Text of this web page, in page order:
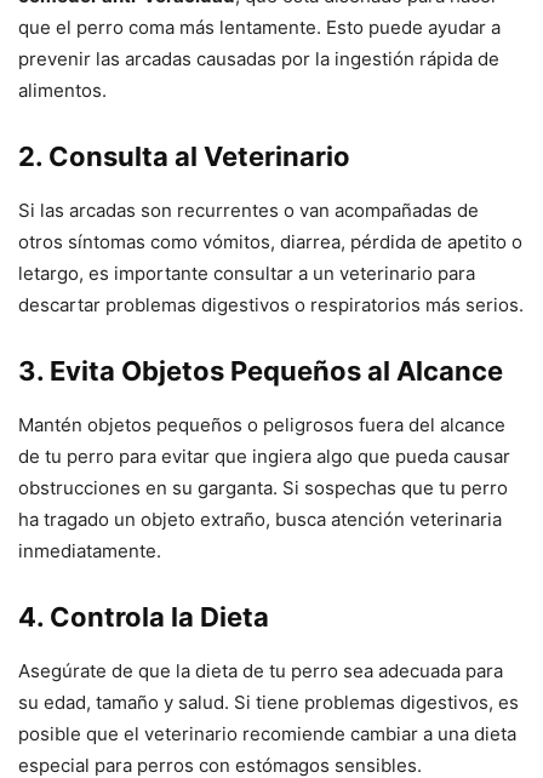
que el perro coma más lentamente. Esto puede ayudar a
prevenir las arcadas causadas por la ingestión rápida de
alimentos.
2. Consulta al Veterinario
Si las arcadas son recurrentes o van acompañadas de
otros síntomas como vómitos, diarrea, pérdida de apetito o
letargo, es importante consultar a un veterinario para
descartar problemas digestivos o respiratorios más serios.
3. Evita Objetos Pequeños al Alcance
Mantén objetos pequeños o peligrosos fuera del alcance
de tu perro para evitar que ingiera algo que pueda causar
obstrucciones en su garganta. Si sospechas que tu perro
ha tragado un objeto extraño, busca atención veterinaria
inmediatamente.
4. Controla la Dieta
Asegúrate de que la dieta de tu perro sea adecuada para
su edad, tamaño y salud. Si tiene problemas digestivos, es
posible que el veterinario recomiende cambiar a una dieta
especial para perros con estómagos sensibles.